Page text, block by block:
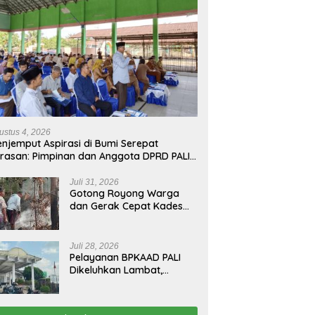
4, 2026
Aspirasi di Bumi Serepat
Pimpinan dan Anggota DPRD PALI
Melalui Reses Ke-2 Tahun 2026
Juli 31, 2026
Gotong Royong Warga
dan Gerak Cepat Kades
Selatan
Juli 28, 2026
Pelayanan BPKAAD PALI
Dikeluhkan Lambat,